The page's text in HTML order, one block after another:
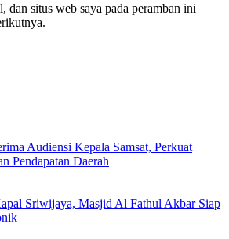
dan situs web saya pada peramban ini
Audiensi Kepala Samsat, Perkuat
Pendapatan Daerah
Sriwijaya, Masjid Al Fathul Akbar Siap